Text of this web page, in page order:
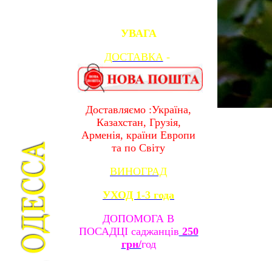
УВАГА
ДОСТАВКА-
Доставляємо :Україна,
Казахстан, Грузія,
Арменія, країни Европи
та по Світу
ВИНОГРАД
УХОД 1-3 года
ДОПОМОГА В
ПОСАДЦІ саджанців 250
грн/год